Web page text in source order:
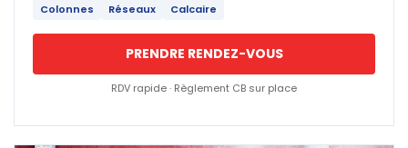
Colonnes Réseaux Calcaire
PRENDRE RENDEZ-VOUS
RDV rapide · Règlement CB sur place